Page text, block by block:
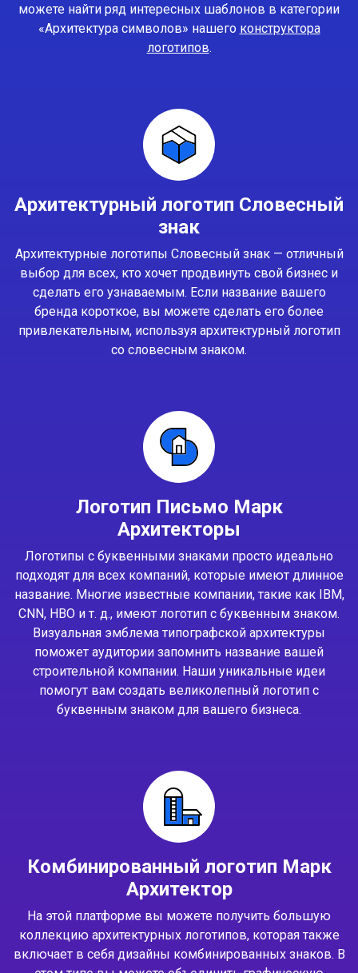
можете найти ряд интересных шаблонов в категории
«Архитектура символов» нашего конструктора
логотипов.
Архитектурный логотип Словесный
знак
Архитектурные логотипы Словесный знак — отличный
выбор для всех, кто хочет продвинуть свой бизнес и
сделать его узнаваемым. Если название вашего
бренда короткое, вы можете сделать его более
привлекательным, используя архитектурный логотип
со словесным знаком.
Логотип Письмо Марк
Архитекторы
Логотипы с буквенными знаками просто идеально
подходят для всех компаний, которые имеют длинное
название. Многие известные компании, такие как IBM,
CNN, HBO и т. д., имеют логотип с буквенным знаком.
Визуальная эмблема типографской архитектуры
поможет аудитории запомнить название вашей
строительной компании. Наши уникальные идеи
помогут вам создать великолепный логотип с
буквенным знаком для вашего бизнеса.
Комбинированный логотип Марк
Архитектор
На этой платформе вы можете получить большую
коллекцию архитектурных логотипов, которая также
включает в себя дизайны комбинированных знаков. В